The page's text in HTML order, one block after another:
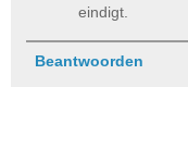
eindigt.
Beantwoorden